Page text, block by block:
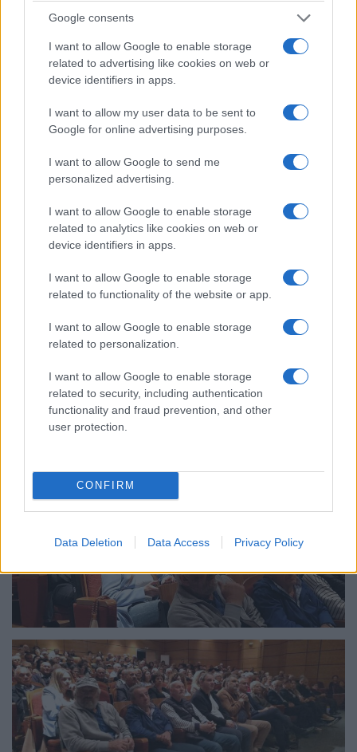
Google consents
I want to allow Google to enable storage
related to advertising like cookies on web or
device identifiers in apps.
I want to allow my user data to be sent to
Google for online advertising purposes.
I want to allow Google to send me
personalized advertising.
I want to allow Google to enable storage
related to analytics like cookies on web or
device identifiers in apps.
I want to allow Google to enable storage
related to functionality of the website or app.
I want to allow Google to enable storage
related to personalization.
I want to allow Google to enable storage
related to security, including authentication
functionality and fraud prevention, and other
user protection.
CONFIRM
Data Deletion Data Access Privacy Policy